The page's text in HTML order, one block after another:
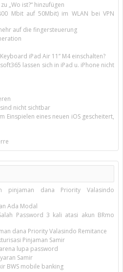
„Wo ist?“ hinzufügen
Mbit auf 50Mbit) im WLAN bei VPN
auf die fingersteuerung
iPad Air 11’’ M4 einschalten?
lassen sich in iPad u. iPhone nicht
nicht sichtbar
Einspielen eines neuen iOS gescheitert,
pinjaman dana Priority Valasindo
Ada Modal
Password 3 kali atasi akun BRmo
dana Priority Valasindo Remitance
Pinjaman Samir
lupa password
Samir
BWS mobile banking